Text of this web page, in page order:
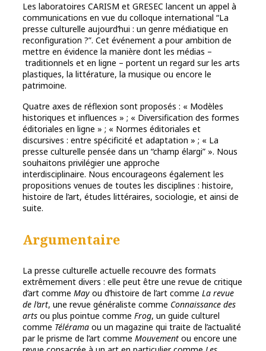
Les laboratoires CARISM et GRESEC lancent un appel à
communications en vue du colloque international “La
presse culturelle aujourd’hui : un genre médiatique en
reconfiguration ?”. Cet événement a pour ambition de
mettre en évidence la manière dont les médias –
traditionnels et en ligne – portent un regard sur les arts
plastiques, la littérature, la musique ou encore le
patrimoine.
Quatre axes de réflexion sont proposés : « Modèles
historiques et influences » ; « Diversification des formes
éditoriales en ligne » ; « Normes éditoriales et
discursives : entre spécificité et adaptation » ; « La
presse culturelle pensée dans un “champ élargi” ». Nous
souhaitons privilégier une approche
interdisciplinaire. Nous encourageons également les
propositions venues de toutes les disciplines : histoire,
histoire de l’art, études littéraires, sociologie, et ainsi de
suite.
Argumentaire
La presse culturelle actuelle recouvre des formats
extrêmement divers : elle peut être une revue de critique
d’art comme May ou d’histoire de l’art comme La revue
de l’art, une revue généraliste comme Connaissance des
arts ou plus pointue comme Frog, un guide culturel
comme Télérama ou un magazine qui traite de l’actualité
par le prisme de l’art comme Mouvement ou encore une